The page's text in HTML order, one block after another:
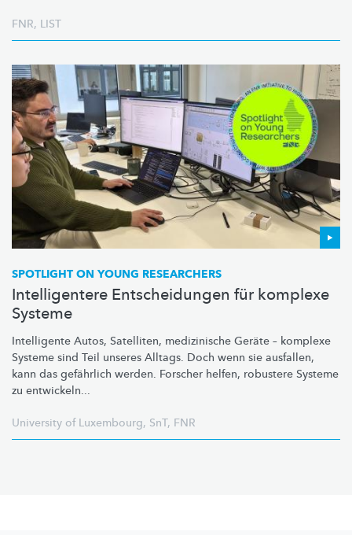
FNR, LIST
SPOTLIGHT ON YOUNG RESEARCHERS
Intelligentere Entscheidungen für komplexe
Systeme
Intelligente Autos, Satelliten, medizinische Geräte – komplexe
Systeme sind Teil unseres Alltags. Doch wenn sie ausfallen,
kann das gefährlich werden. Forscher helfen, robustere Systeme
zu entwickeln...
University of Luxembourg, SnT, FNR